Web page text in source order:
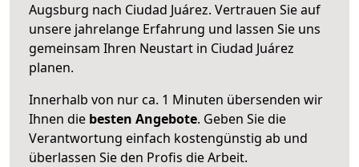
Augsburg nach Ciudad Juárez. Vertrauen Sie auf
unsere jahrelange Erfahrung und lassen Sie uns
gemeinsam Ihren Neustart in Ciudad Juárez
planen.
Innerhalb von nur ca. 1 Minuten übersenden wir
Ihnen die besten Angebote. Geben Sie die
Verantwortung einfach kostengünstig ab und
überlassen Sie den Profis die Arbeit.